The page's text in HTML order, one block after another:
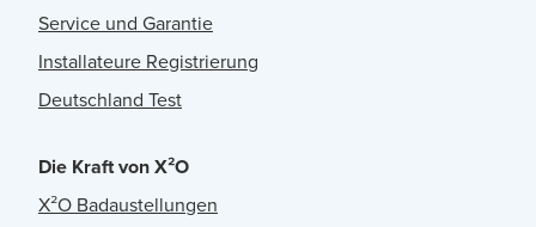
Service und Garantie
Installateure Registrierung
Deutschland Test
Die Kraft von X²O
X²O Badaustellungen